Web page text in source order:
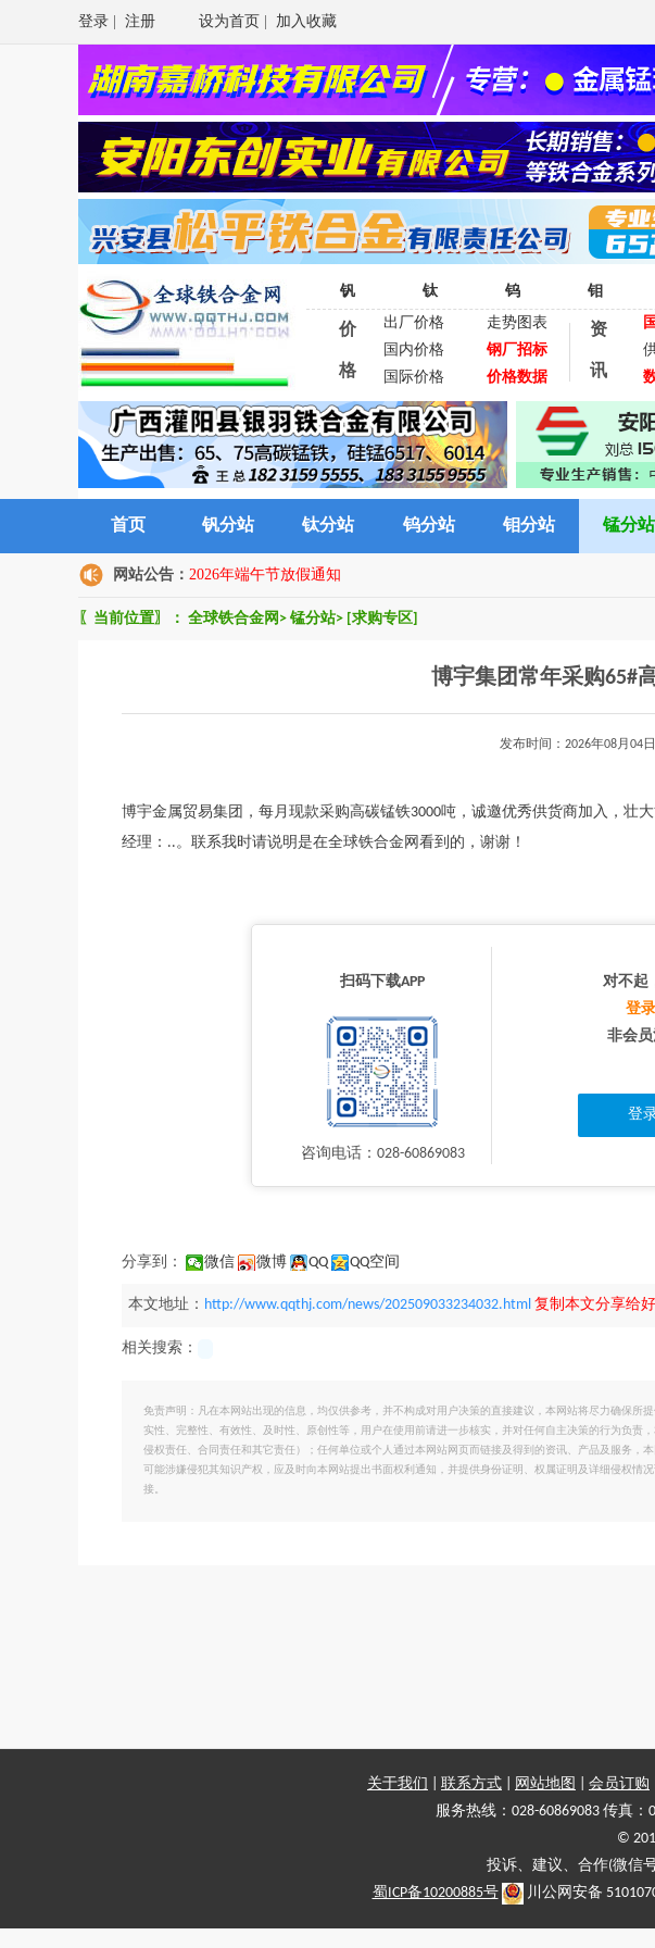
登录 注册 设为首页 加入收藏
钒 钛 钨 钼
价
格
出厂价格
走势图表
国内价格
钢厂招标
国际价格
价格数据
资
讯
首页 钒分站 钛分站 钨分站 钼分站 锰分站
网站公告： 2026年端午节放假通知
〖当前位置〗： 全球铁合金网 > 锰分站> [求购专区]
博宇集团常年采购65#
发布时间：2026年08月04日
博宇金属贸易集团，每月现款采购高碳锰铁3000吨，诚邀优秀供货商加入，壮
经理：..。联系我时请说明是在全球铁合金网看到的，谢谢！
扫码下载APP
咨询电话：028-60869083
对不起
登
非会
登
分享到： 微信 微博 QQ QQ空间
本文地址： http://www.qqthj.com/news/202509033234032.html 复制本文分享给
相关搜索：
免责声明：凡在本网站出现的信息，均仅供参考，并不构成对用户决策的直接建议，本网站将尽力确保所
实性、完整性、有效性、及时性、原创性等，用户在使用前请进一步核实，并对任何自主决策的行为负责
侵权责任、合同责任和其它责任）；任何单位或个人通过本网站网页而链接及得到的资讯、产品及服务，
可能涉嫌侵犯其知识产权，应及时向本网站提出书面权利通知，并提供身份证明、权属证明及详细侵权情
接。
关于我们 联系方式 网站地图 会员订购
服务热线：028-60869083 传真：
©
投诉、建议、合作(微信
蜀ICP备10200885号
川公网安备